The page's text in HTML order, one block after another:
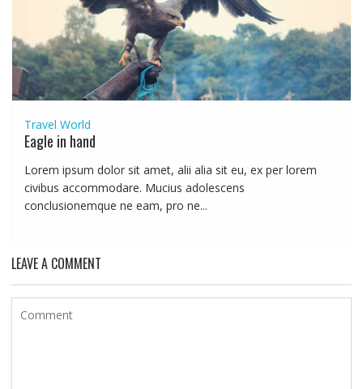
Travel World
Eagle in hand
Lorem ipsum dolor sit amet, alii alia sit eu, ex per lorem
civibus accommodare. Mucius adolescens
conclusionemque ne eam, pro ne...
LEAVE A COMMENT